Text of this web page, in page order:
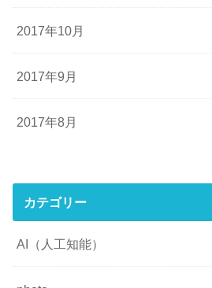
2017年10月
2017年9月
2017年8月
カテゴリー
AI（人工知能）